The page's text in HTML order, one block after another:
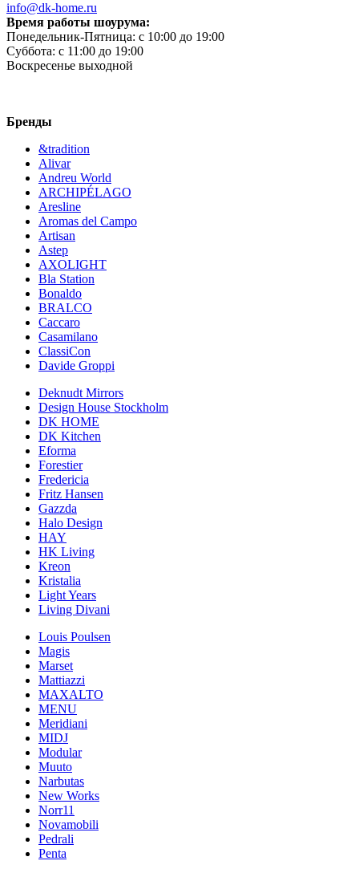
info@dk-home.ru
Время работы шоурума:
Понедельник-Пятница: c 10:00 до 19:00
Суббота: c 11:00 до 19:00
Воскресенье выходной
Бренды
&tradition
Alivar
Andreu World
ARCHIPÉLAGO
Aresline
Aromas del Campo
Artisan
Astep
AXOLIGHT
Bla Station
Bonaldo
BRALCO
Caccaro
Casamilano
ClassiCon
Davide Groppi
Deknudt Mirrors
Design House Stockholm
DK HOME
DK Kitchen
Eforma
Forestier
Fredericia
Fritz Hansen
Gazzda
Halo Design
HAY
HK Living
Kreon
Kristalia
Light Years
Living Divani
Louis Poulsen
Magis
Marset
Mattiazzi
MAXALTO
MENU
Meridiani
MIDJ
Modular
Muuto
Narbutas
New Works
Norr11
Novamobili
Pedrali
Penta